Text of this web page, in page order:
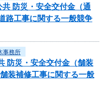
防災・安全交付金（通
路工事に関する一般競争
事務所
防災・安全交付金（舗装
装補修工事に関する一般